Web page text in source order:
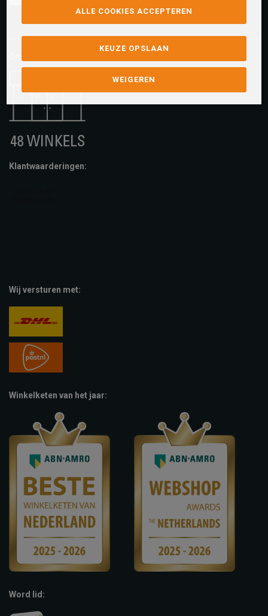
pay
fashion-
cheque
vvv-
giftcard
Klantwaarderingen:
Wij versturen met:
Winkelketen van het jaar:
Word lid:
ALLE COOKIES ACCEPTEREN
KEUZE OPSLAAN
WEIGEREN